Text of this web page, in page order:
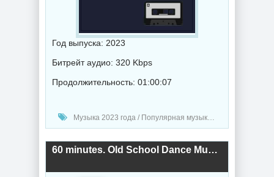
Год выпуска: 2023
Битрейт аудио: 320 Kbps
Продолжительность: 01:00:07
Музыка 2023 года / Популярная музыка / Транс музыка / mixed by Dj V
60 minutes. Old School Dance Music vol.13 (mixed by Dj V) (2022) торрент